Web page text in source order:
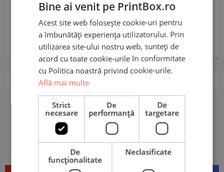
Email
Adaugă poze sau video la recenzia ta
Bine ai venit pe PrintBox.ro
Acest site web folosește cookie-uri pentru
a îmbunătăți experiența utilizatorului. Prin
utilizarea site-ului nostru web, sunteți de
acord cu toate cookie-urile în conformitate
cu Politica noastră privind cookie-urile.
Află mai multe
Strict
necesare
De
performanță
De
targetare
De
funcţionalitate
Neclasificate